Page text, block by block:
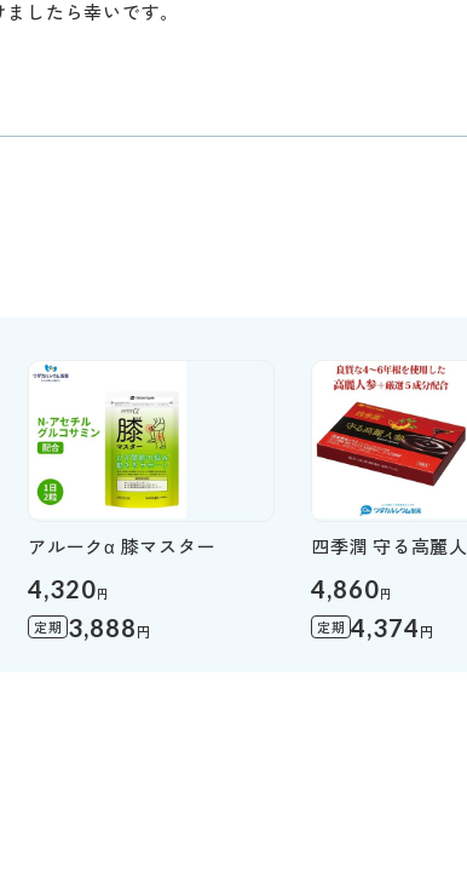
したら幸いです。
アルークα 膝マスター
4,320円
定期 3,888 円
四季潤 守る高麗
4,860円
定期 4,374 円